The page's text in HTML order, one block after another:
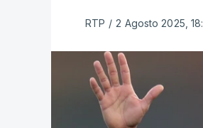
RTP / 2 Agosto 2025,